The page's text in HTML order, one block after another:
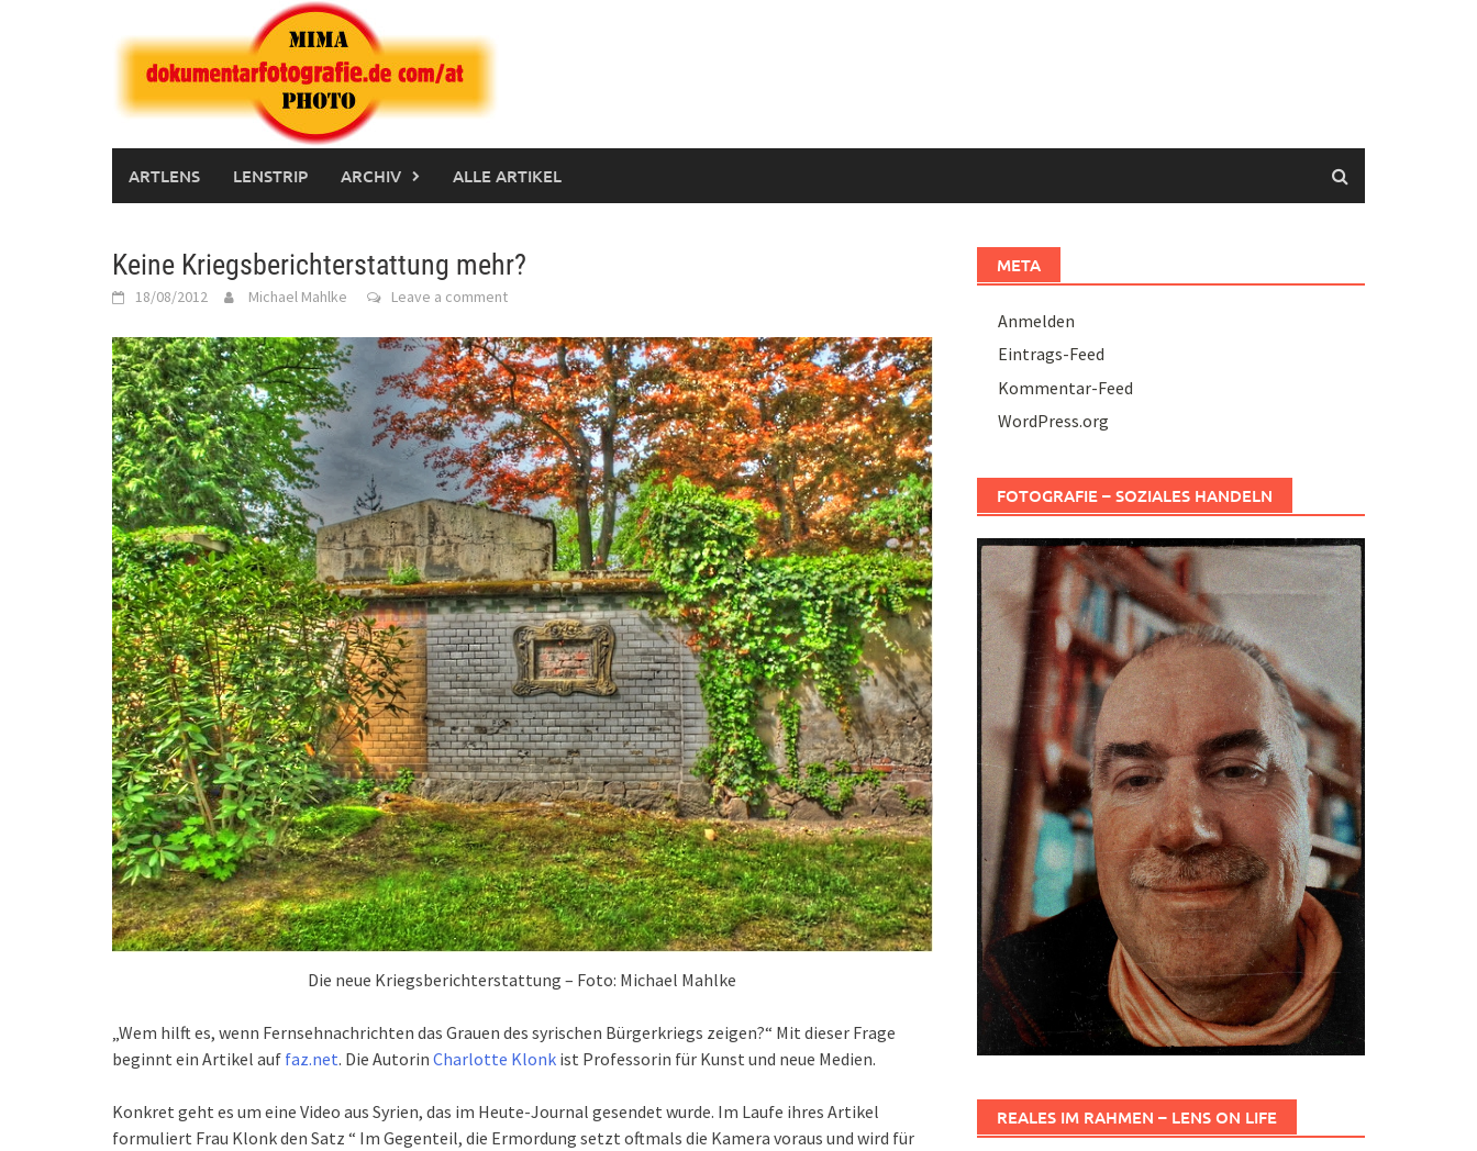
ARTLENS LENSTRIP ARCHIV ALLE ARTIKEL
Keine Kriegsberichterstattung mehr?
18/08/2012 Michael Mahlke Leave a comment
Die neue Kriegsberichterstattung – Foto: Michael Mahlke
„Wem hilft es, wenn Fernsehnachrichten das Grauen des syrischen Bürgerkriegs zeigen?“ Mit dieser Frage
beginnt ein Artikel auf faz.net. Die Autorin Charlotte Klonk ist Professorin für Kunst und neue Medien.
Konkret geht es um eine Video aus Syrien, das im Heute-Journal gesendet wurde. Im Laufe ihres Artikel
formuliert Frau Klonk den Satz “ Im Gegenteil, die Ermordung setzt oftmals die Kamera voraus und wird für
META
Anmelden
Eintrags-Feed
Kommentar-Feed
WordPress.org
FOTOGRAFIE – SOZIALES HANDELN
REALES IM RAHMEN – LENS ON LIFE